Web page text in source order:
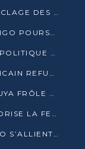
CONGO TERMINAL SOUTIENT LE RECYCLAGE DES DÉCHETS PLASTIQUES À POINTE-NOIRE
CONGO TERMINAL ET RENATURA CONGO POURSUIVENT LEUR COMBAT POUR LA BIODIVERSITÉ
COUPE DU MONDE 2026 : QUAND LA POLITIQUE MENACE L’UNIVERSALITÉ DU FOOTBALL
COUPE DU MONDE : UN ARBITRE AFRICAIN REFUSÉ À L’ENTRÉE DES ÉTATS-UNIS
LE DÉPUTÉ HELLOT MATSON MAMPOUYA FRÔLE LA MORT LORS D’UNE EMBUSCADE DZNS LE POOL
FOOTBALL : LE GOUVERNEMENT AUTORISE LA FECOFOOT À OCCUPER LES COMPLEXES SPORTIFS
CAMEROUN : L’ÉTAT, AGL ET CAMALCO S’ALLIENT POUR UN MÉGA-PROJET FERROVIAIRE